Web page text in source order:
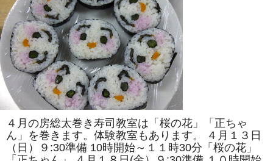
室
で
は
「ト
ロ
ッ
コ
列
車」
「二
つ
の
花」
を
巻
き
ま
す。
４月の房総太巻き寿司教室は「桜の花」「正ちゃ
ん」を巻きます。体験教室もあります。 ４月１３日
（日）９:30準備 10時開始～１１時30分「桜の花」